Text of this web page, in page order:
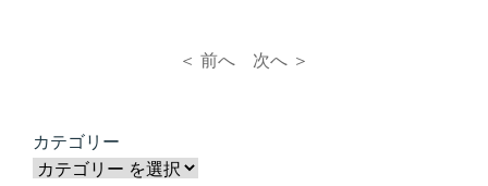
＜ 前へ 次へ ＞
カテゴリー